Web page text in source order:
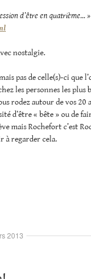
d’être en quatrième… »
nostalgie.
pas de celle(s)-ci que
les personnes les plus
rodez autour de vos 20
d’être « bête » ou de
mais Rochefort c’est
à regarder cela.
2013